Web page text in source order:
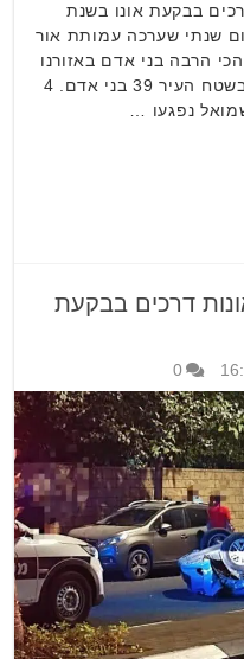
דרכים בבקעת אונו בשנת
שנתי שערכה עמותת אור
הרבה בני אדם באזורנו
היא קריית אונו, בה נפגעו בתאונות בשטח העיר 39 בני אדם. 4
נפגעו …
דרכים בבקעת
0